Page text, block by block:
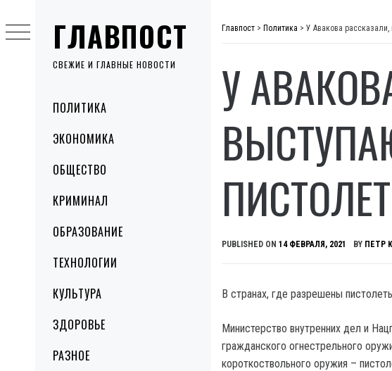
ГЛАВПОСТ
СВЕЖИЕ И ГЛАВНЫЕ НОВОСТИ
MenuПОЛИТИКА
ЭКОНОМИКА
ОБЩЕСТВО
КРИМИНАЛ
ОБРАЗОВАНИЕ
ТЕХНОЛОГИИ
КУЛЬТУРА
ЗДОРОВЬЕ
РАЗНОЕ
to
content
Главпост > Политика > У Авакова рассказали,
У
PUBLISHED ON 14 ФЕВРАЛЯ, 2021 BY ПЕТР
В странах, где разрешены
Министерство внутренних дел и
гражданского огнестрельного
короткоствольного оружия –